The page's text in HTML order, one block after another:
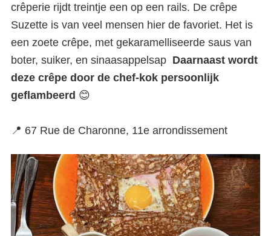
crêperie rijdt treintje een op een rails. De crêpe
Suzette is van veel mensen hier de favoriet. Het is
een zoete crêpe, met gekaramelliseerde saus van
boter, suiker, en sinaasappelsap Daarnaast wordt
deze crêpe door de chef-kok persoonlijk
geflambeerd 😊
📍 67 Rue de Charonne, 11e arrondissement